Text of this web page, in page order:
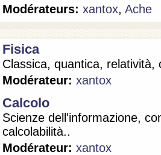
Modérateurs: xantox, Ache
Fisica
Classica, quantica, relatività,
Modérateur: xantox
Calcolo
Scienze dell'informazione,
calcolabilità..
Modérateur: xantox